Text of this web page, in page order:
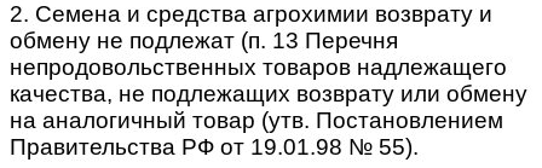
2. Семена и средства агрохимии возврату и
обмену не подлежат (п. 13 Перечня
непродовольственных товаров надлежащего
качества, не подлежащих возврату или обмену
на аналогичный товар (утв. Постановлением
Правительства РФ от 19.01.98 № 55).